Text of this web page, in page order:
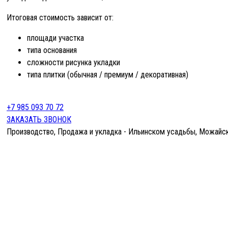
Итоговая стоимость зависит от:
площади участка
типа основания
сложности рисунка укладки
типа плитки (обычная / премиум / декоративная)
+7 985 093 70 72
ЗАКАЗАТЬ ЗВОНОК
Производство, Продажа и укладка - Ильинском усадьбы,